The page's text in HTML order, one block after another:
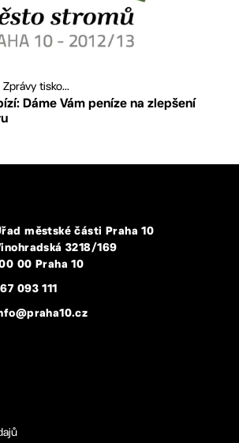
tisko...
Dáme Vám peníze na zlepšení
městské části Praha 10
3218/169
00 Praha 10
093 111